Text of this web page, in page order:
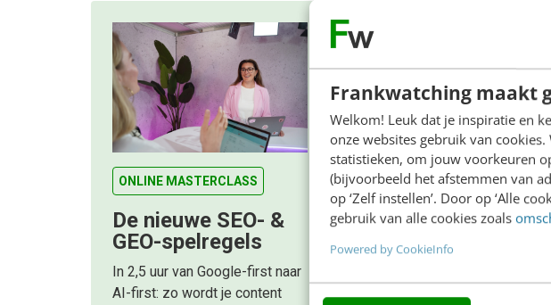
Frankwatching maakt
Welkom! Leuk dat je inspiratie en
onze websites gebruik van
statistieken, om jouw voorkeuren
(bijvoorbeeld het afstemmen van
op ‘Zelf instellen’. Door op ‘Alle
gebruik van alle cookies zoals
Powered by CookieInfo
ONLINE MASTERCLASS
De nieuwe SEO- &
GEO-spelregels
In 2,5 uur van Google-first naar
AI-first: zo wordt je content